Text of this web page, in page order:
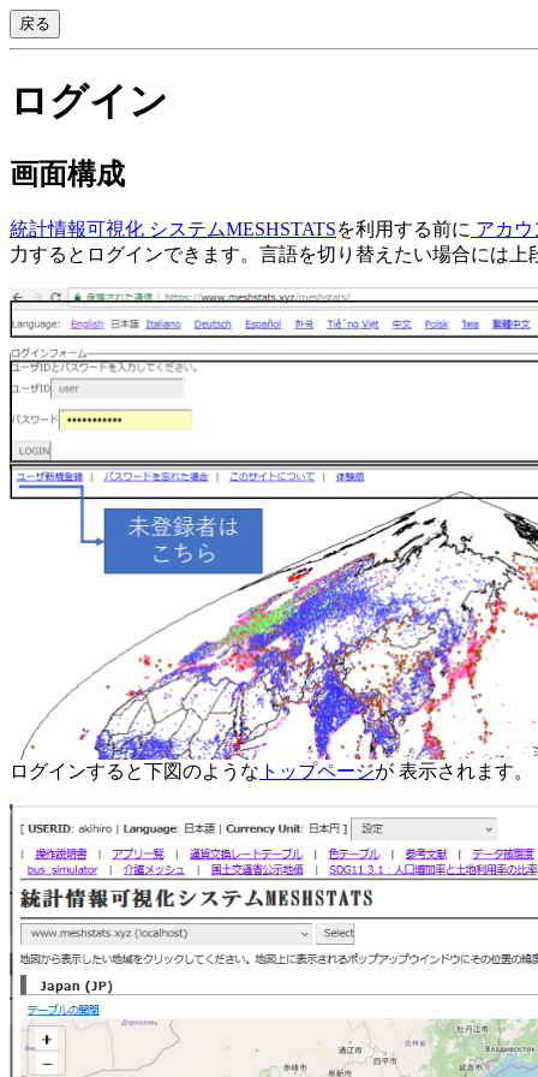
戻る
ログイン
画面構成
統計情報可視化 システムMESHSTATSを利用する前に アカ
力するとログインできます。言語を切り替えたい場合には
ログインすると下図のような トップページが 表示されます。